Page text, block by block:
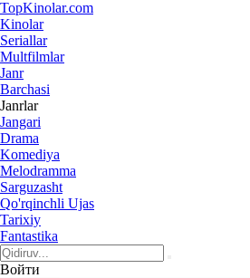
TopKinolar.com
Kinolar
Seriallar
Multfilmlar
Janr
Barchasi
Janrlar
Jangari
Drama
Komediya
Melodramma
Sarguzasht
Qo'rqinchli Ujas
Tarixiy
Fantastika
Войти